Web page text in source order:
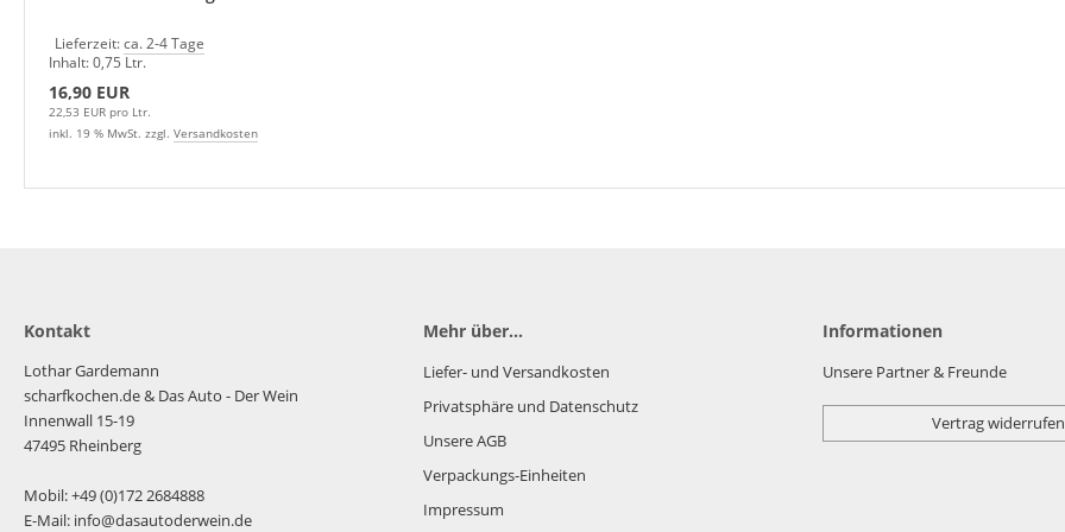
Lieferzeit:ca. 2-4 Tage
Inhalt: 0,75 Ltr.
16,90 EUR
22,53 EUR pro Ltr.
inkl. 19 % MwSt. zzgl. Versandkosten
Kontakt
Lothar Gardemann
scharfkochen.de& Das Auto - Der Wein
Innenwall 15-19
47495 Rheinberg
Mobil: +49 (0)172 2684888
E-Mail: info@dasautoderwein.de
Mehr über...
Liefer- und Versandkosten
Privatsphäre und Datenschutz
Unsere AGB
Verpackungs-Einheiten
Impressum
Informationen
Unsere Partner & Freunde
Vertrag widerrufen